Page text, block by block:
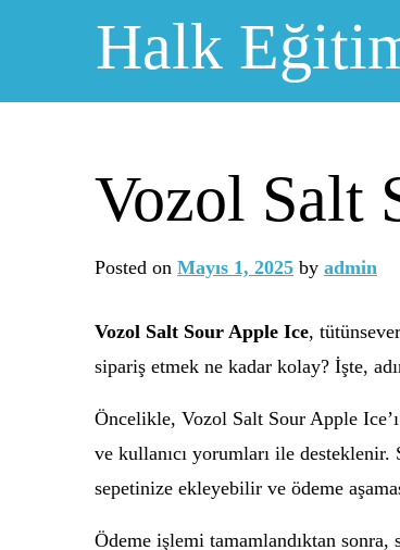
Halk
Vozol Salt
Posted on Mayıs 1, 2025 by admin
Vozol Salt Sour Apple Ice,
sipariş etmek ne kadar kolay? İşte,
Öncelikle, Vozol Salt Sour Apple
ve kullanıcı yorumları ile
sepetinize ekleyebilir ve ödeme
Ödeme işlemi tamamlandıktan sonra,